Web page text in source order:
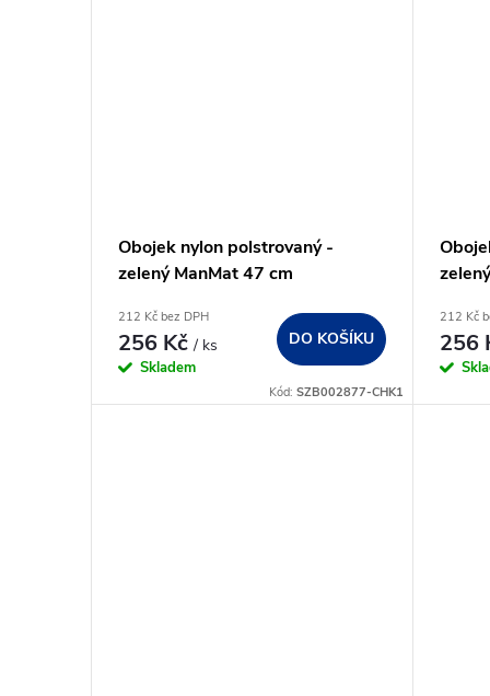
Obojek nylon polstrovaný -
zelený ManMat 47 cm
212 Kč bez DPH
256 Kč/ ks
Skladem
DO KOŠÍKU
Kód:SZB002877-CHK1
212 Kč
256